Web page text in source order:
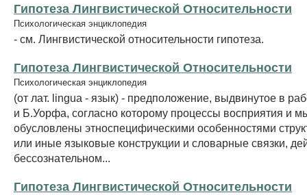
Гипотеза Лингвистической Относительности
Психологическая энциклопедия
- см. Лингвистической относительности гипотеза.
Гипотеза Лингвистической Относительности
Психологическая энциклопедия
(от лат. lingua - язык) - предположение, выдвинутое в
и Б.Уорфа, согласно которому процессы восприятия и
обусловлены этноспецифическими особенностями
или иные языковые конструкции и словарные связки,
бессознательном...
Гипотеза Лингвистической Относительности